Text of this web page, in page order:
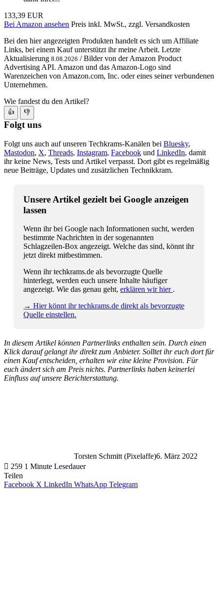
133,39 EUR
Bei Amazon ansehen Preis inkl. MwSt., zzgl. Versandkosten
Bei den hier angezeigten Produkten handelt es sich um Affiliate
Links, bei einem Kauf unterstützt ihr meine Arbeit. Letzte
Aktualisierung 8.08.2026 / Bilder von der Amazon Product
Advertising API. Amazon und das Amazon-Logo sind
Warenzeichen von Amazon.com, Inc. oder eines seiner verbundenen
Unternehmen.
Wie fandest du den Artikel?
👍 👎
Folgt uns
Folgt uns auch auf unseren Techkrams-Kanälen bei Bluesky,
Mastodon, X, Threads, Instagram, Facebook und LinkedIn, damit
ihr keine News, Tests und Artikel verpasst. Dort gibt es regelmäßig
neue Beiträge, Updates und zusätzlichen Technikkram.
Unsere Artikel gezielt bei Google anzeigen
lassen
Wenn ihr bei Google nach Informationen sucht, werden
bestimmte Nachrichten in der sogenannten
Schlagzeilen-Box angezeigt. Welche das sind, könnt ihr
jetzt direkt mitbestimmen.
Wenn ihr techkrams.de als bevorzugte Quelle
hinterlegt, werden euch unsere Inhalte häufiger
angezeigt. Wie das genau geht, erklären wir hier .
→ Hier könnt ihr techkrams.de direkt als bevorzugte
Quelle einstellen.
In diesem Artikel können Partnerlinks enthalten sein. Durch einen
Klick darauf gelangt ihr direkt zum Anbieter. Solltet ihr euch dort für
einen Kauf entscheiden, erhalten wir eine kleine Provision. Für
euch ändert sich am Preis nichts. Partnerlinks haben keinerlei
Einfluss auf unsere Berichterstattung.
Torsten Schmitt (Pixelaffe)6. März 2022
259 1 Minute Lesedauer
Teilen
Facebook X LinkedIn WhatsApp Telegram